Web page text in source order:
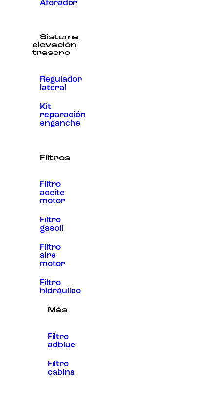
Aforador
Sistema
elevación
trasero
Regulador
lateral
Kit
reparación
enganche
Filtros
Filtro
aceite
motor
Filtro
gasoil
Filtro
aire
motor
Filtro
hidráulico
Más
Filtro
adblue
Filtro
cabina